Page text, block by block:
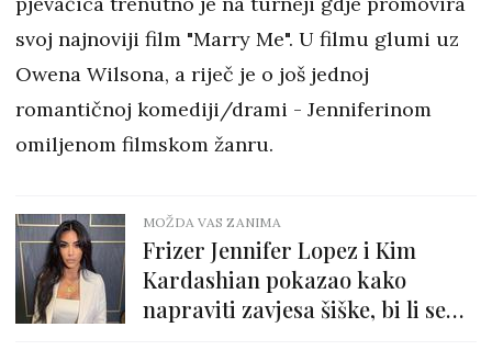
svoj najnoviji film "Marry Me". U filmu glumi uz
Owena Wilsona, a riječ je o još jednoj
romantičnoj komediji/drami - Jenniferinom
omiljenom filmskom žanru.
MOŽDA VAS ZANIMA
Frizer Jennifer Lopez i Kim
Kardashian pokazao kako
napraviti zavjesa šiške, bi li se